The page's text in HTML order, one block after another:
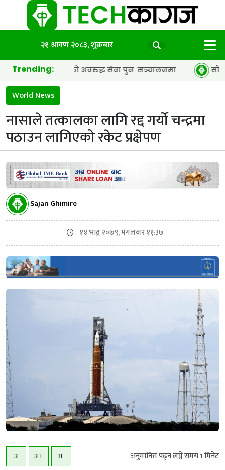
२१ श्रावण २०८३, शुक्रबार
Trending:
टेलिकमको अवरुद्ध सेवा पुनः सञ्चालनमा सोलिडकोर
World News
नासाले तत्कालका लागि रद्द गर्यो चन्द्रमा
पठाउन लागिएको रकेट प्रक्षेपण
Sajan Ghimire
१४ भाद्र २०७९, मंगलवार ११:३७
अ अ+ अ- अनुमानित्त पढ्न लग्ने समय1मिनेट